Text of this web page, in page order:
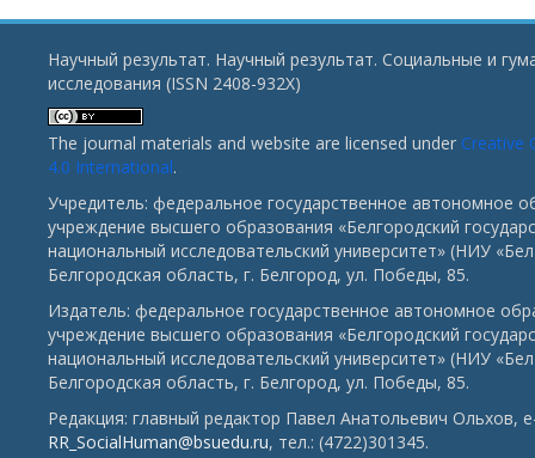
Научный результат. Научный результат. Социальные и
исследования (ISSN 2408-932X)
The journal materials and website are licensed under Creative
4.0 International.
Учредитель: федеральное государственное автономное
учреждение высшего образования «Белгородский
национальный исследовательский университет» (НИУ
Белгородская область, г. Белгород, ул. Победы, 85.
Издатель: федеральное государственное автономное
учреждение высшего образования «Белгородский
национальный исследовательский университет» (НИУ
Белгородская область, г. Белгород, ул. Победы, 85.
Редакция: главный редактор Павел Анатольевич Ольхов,
RR_SocialHuman@bsuedu.ru, тел.: (4722)301345.